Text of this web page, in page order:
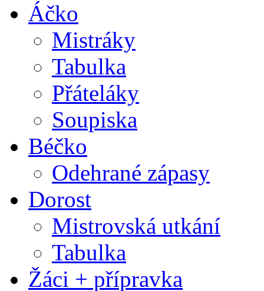
Áčko
Mistráky
Tabulka
Přáteláky
Soupiska
Béčko
Odehrané zápasy
Dorost
Mistrovská utkání
Tabulka
Žáci + přípravka